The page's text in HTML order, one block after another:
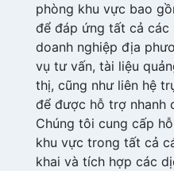
phòng khu vực bao
để đáp ứng tất cả các
doanh nghiệp địa
vụ tư vấn, tài liệu
thị, cũng như liên hệ
để được hỗ trợ nhanh
Chúng tôi cung cấp
khu vực trong tất cả
khai và tích hợp các